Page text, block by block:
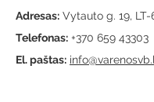
Adresas: Vytauto g. 19, LT-
Telefonas: +370 659 43303
El. paštas: